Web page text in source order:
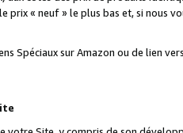
prix « neuf » le plus bas et, si nous
Spéciaux sur Amazon ou de lien